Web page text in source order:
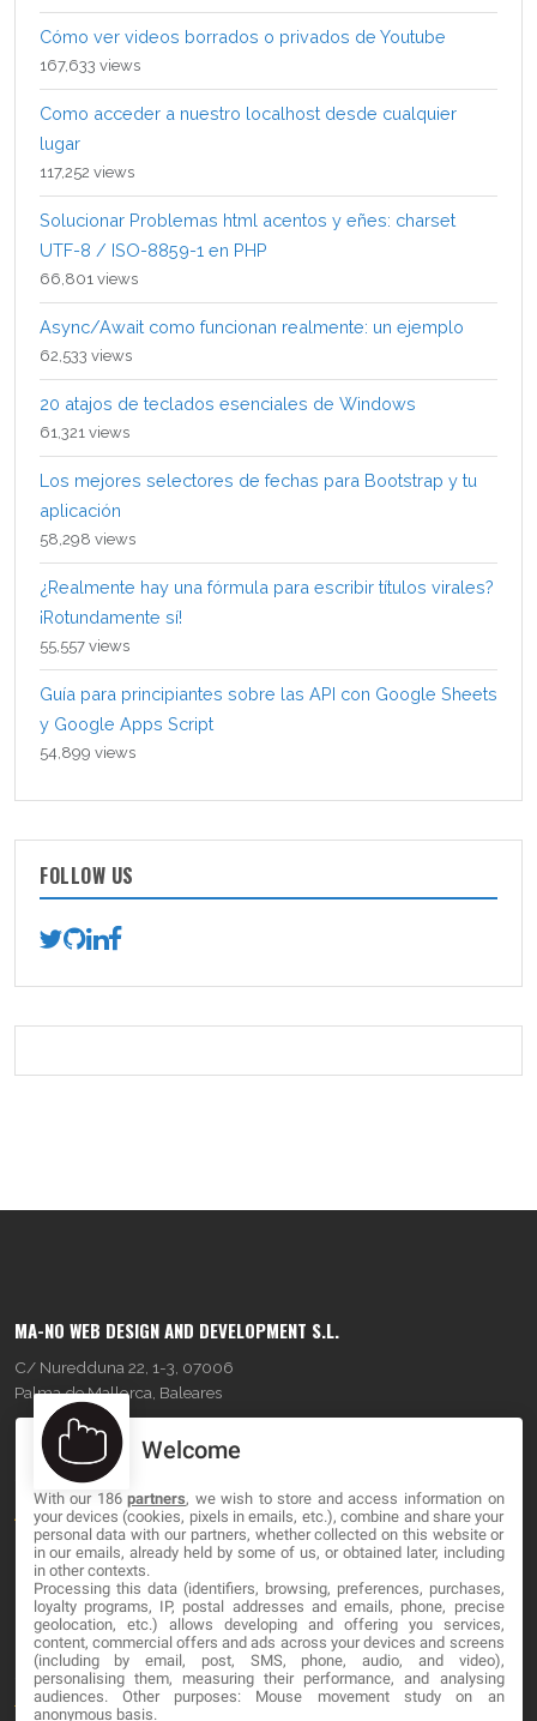
Cómo ver videos borrados o privados de Youtube
167,633 views
Como acceder a nuestro localhost desde cualquier
lugar
117,252 views
Solucionar Problemas html acentos y eñes: charset
UTF-8 / ISO-8859-1 en PHP
66,801 views
Async/Await como funcionan realmente: un ejemplo
62,533 views
20 atajos de teclados esenciales de Windows
61,321 views
Los mejores selectores de fechas para Bootstrap y tu
aplicación
58,298 views
¿Realmente hay una fórmula para escribir títulos virales?
¡Rotundamente sí!
55,557 views
Guía para principiantes sobre las API con Google Sheets
y Google Apps Script
54,899 views
FOLLOW US
MA-NO WEB DESIGN AND DEVELOPMENT S.L.
C/ Nuredduna 22, 1-3, 07006
Palma de Mallorca, Baleares
OUR COMPANY
About
Blog
Contact
LEGAL
Terminos y Condiciones
Welcome
With our 186partners, we wish to store and access information on
your devices (cookies, pixels in emails, etc.), combine and share your
personal data with our partners, whether collected on this website or
in our emails, already held by some of us, or obtained later, including
in other contexts.
Processing this data (identifiers, browsing, preferences, purchases,
loyalty programs, IP, postal addresses and emails, phone, precise
geolocation, etc.) allows developing and offering you services,
content, commercial offers and ads across your devices and screens
(including by email, post, SMS, phone, audio, and video),
personalising them, measuring their performance, and analysing
audiences. Other purposes: Mouse movement study on an
anonymous basis.